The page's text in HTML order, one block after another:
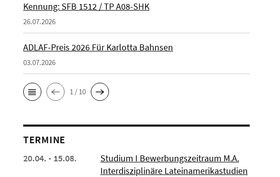
Kennung: SFB 1512 / TP A08-SHK
26.07.2026
ADLAF-Preis 2026 Für Karlotta Bahnsen
03.07.2026
1 / 10
TERMINE
20.04. - 15.08.
Studium I Bewerbungszeitraum M.A.
Interdisziplinäre Lateinamerikastudien